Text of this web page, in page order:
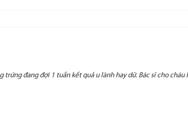
trứng đang đợi 1 tuần kết quả u lành hay dữ. Bác sĩ cho